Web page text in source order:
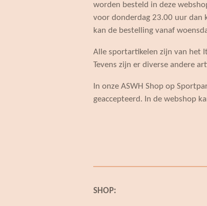
worden besteld in deze
voor donderdag 23.00 uur dan
kan de bestelling vanaf
Alle sportartikelen zijn van het
Tevens zijn er diverse andere
In onze ASWH Shop op
geaccepteerd. In de webshop
SHOP: